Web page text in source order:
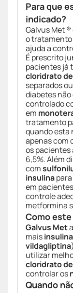
Para que
indicado?
Galvus Met
o tratamento
ajuda a
É prescrito
pacientes já
cloridrato
separados
diabetes
controlado
em
tratamento
quando esta
apenas com
os
6,5%. Além
com
insulina
em
controle
metformina
Como
Galvus Met
maisinsulina
vildagliptina
utilizar
cloridrato
controlar os
Quando